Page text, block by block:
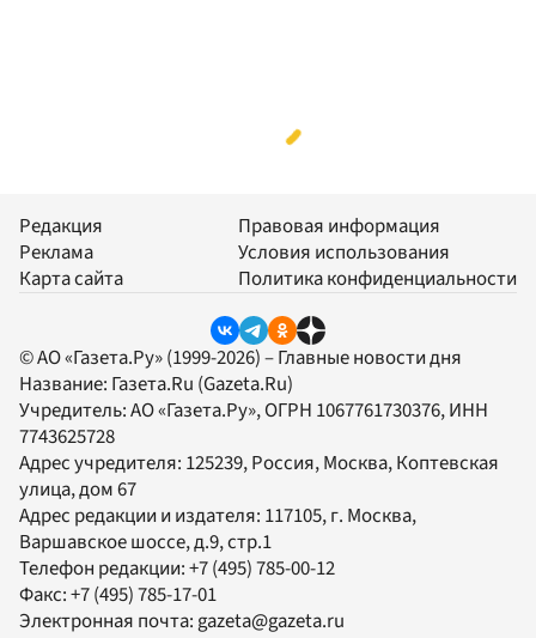
Редакция
Реклама
Карта сайта
Правовая информация
Условия использования
Политика конфиденциальности
© АО «Газета.Ру» (1999-2026) – Главные новости дня
Название: Газета.Ru (Gazeta.Ru)
Учредитель:АО «Газета.Ру», ОГРН 1067761730376, ИНН
7743625728
Адрес учредителя: 125239, Россия, Москва, Коптевская
улица, дом 67
Адрес редакции и издателя: 117105, г. Москва,
Варшавское шоссе, д.9, стр.1
Телефон редакции:+7 (495) 785-00-12
Факс:+7 (495) 785-17-01
Электронная почта:gazeta@gazeta.ru